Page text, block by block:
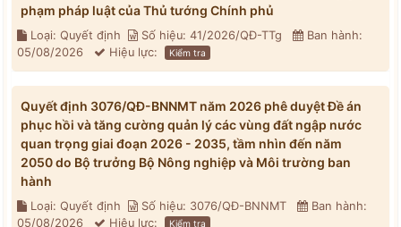
phạm pháp luật của Thủ tướng Chính phủ
Loại: Quyết định Số hiệu: 41/2026/QĐ-TTg
Ban hành:
05/08/2026
Hiệu lực: Kiểm tra
Quyết định 3076/QĐ-BNNMT năm 2026 phê duyệt Đề án
phục hồi và tăng cường quản lý các vùng đất ngập nước
quan trọng giai đoạn 2026 - 2035, tầm nhìn đến năm
2050 do Bộ trưởng Bộ Nông nghiệp và Môi trường ban
hành
Loại: Quyết định Số hiệu: 3076/QĐ-BNNMT
Ban hành:
05/08/2026
Hiệu lực: Kiểm tra